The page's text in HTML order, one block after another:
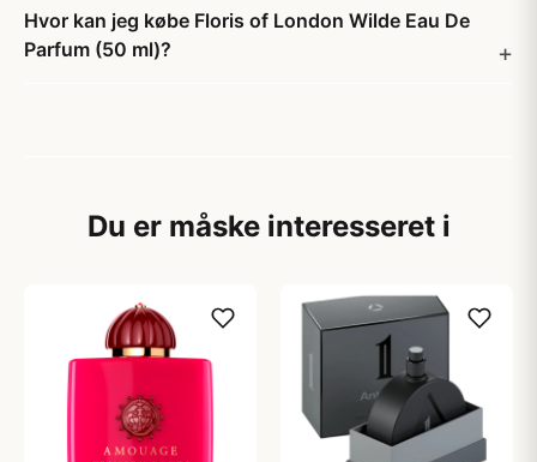
Hvor kan jeg købe Floris of London Wilde Eau De
Parfum (50 ml)?
Du er måske interesseret i